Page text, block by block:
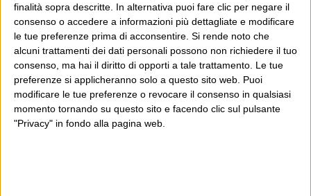
finalità sopra descritte. In alternativa puoi fare clic per negare il
consenso o accedere a informazioni più dettagliate e modificare
le tue preferenze prima di acconsentire. Si rende noto che
alcuni trattamenti dei dati personali possono non richiedere il tuo
consenso, ma hai il diritto di opporti a tale trattamento. Le tue
preferenze si applicheranno solo a questo sito web. Puoi
modificare le tue preferenze o revocare il consenso in qualsiasi
momento tornando su questo sito e facendo clic sul pulsante
"Privacy" in fondo alla pagina web.
E per i regali di Natale (del 2026!)